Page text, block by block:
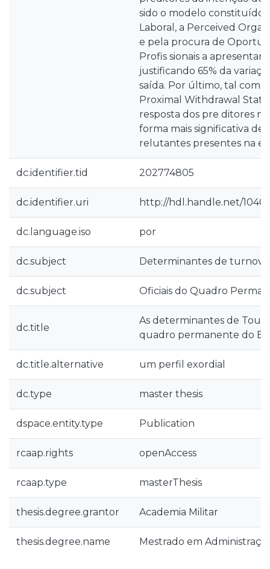
sido o modelo constituído
Laboral, a Perceived
e pela procura de
Profis sionais a apresentar
justificando 65% da
saída. Por último, tal
Proximal Withdrawal
resposta dos pre ditores
forma mais significativa
relutantes presentes na
dc.identifier.tid 202774805
dc.identifier.uri http://hdl.handle.net/
dc.language.iso por
dc.subject Determinantes de
dc.subject Oficiais do Quadro
dc.title
As determinantes de
quadro permanente do
dc.title.alternative um perfil exordial
dc.type master thesis
dspace.entity.type Publication
rcaap.rights openAccess
rcaap.type masterThesis
thesis.degree.grantor Academia Militar
thesis.degree.name Mestrado em